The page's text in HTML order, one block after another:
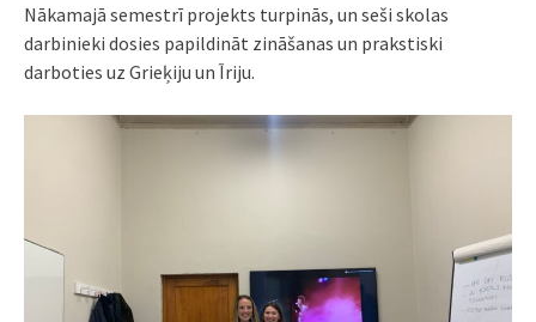
Nākamajā semestrī projekts turpinās, un seši skolas
darbinieki dosies papildināt zināšanas un prakstiski
darboties uz Grieķiju un Īriju.